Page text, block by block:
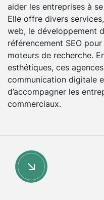
aider les entreprises à
Elle offre divers
web, le développement
référencement SEO
moteurs de recherche.
esthétiques, ces
communication digitale
d’accompagner les
commerciaux.